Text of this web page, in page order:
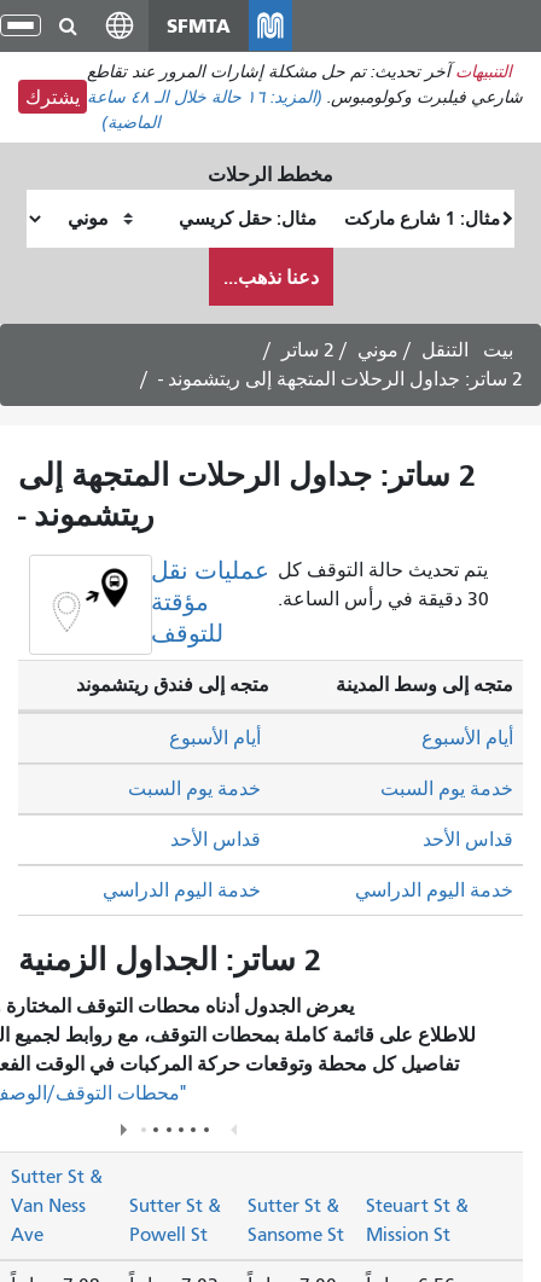
المحتوى
الرئيسي
تبديل
التنقل
تم حل مشكلة إشارات المرور عند تقاطع
(المزيد:١٦ حالة
خلال الـ ٤٨ ساعة يشترك
البداية
النهاية
في
السفر
2 ساتر
جداول الرحلات المتجهة إلى
عمليات نقل
مؤقتة
التوقف كل
متجه إلى فندق ريتشموند
خدمة يوم السبت
قداس الأحد
أيام الأسبوع
خدمة اليوم الدراسي
يعرض الجدول أدناه محطات التوقف المختارة والخدمة المخطط لها.
كاملة بمحطات التوقف، مع روابط لجميع المحطات للاطلاع على
محطة وتوقعات حركة المركبات في الوقت الفعلي، يرجى زيارة قسم
"محطات التوقف/الوصف"في صفحة المسار.
Sutter St &
Sansome St
Sutter St &
Powell St
Van Ness
Ave
Sutter St &
Fillmore St